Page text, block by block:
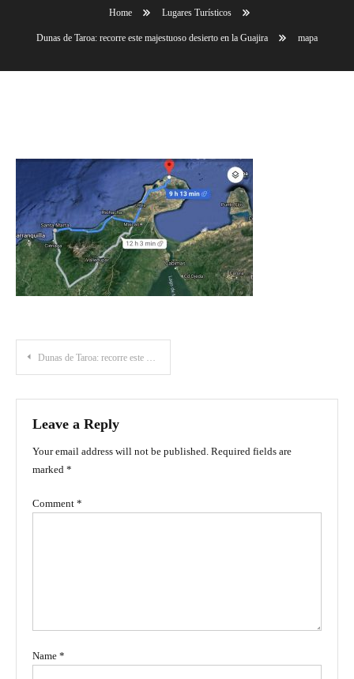
Home Lugares Turísticos
Dunas de Taroa: recorre este majestuoso desierto en la Guajira mapa
Post
navigation
Dunas de Taroa: recorre este majestuoso desierto en la Guajira
Leave a Reply
Your email address will not be published. Required fields are
marked *
Comment *
Name *